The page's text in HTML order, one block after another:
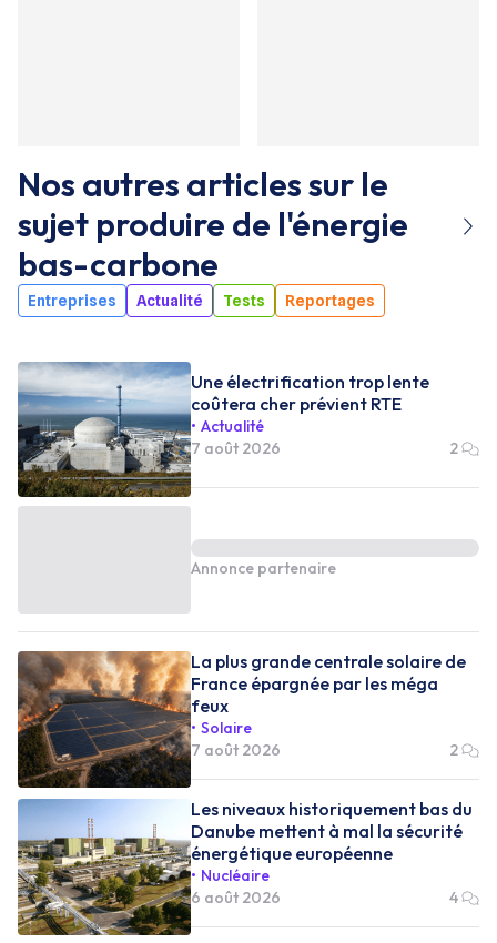
Nos autres articles sur le
sujet produire de l'énergie
bas-carbone
Entreprises Actualité Tests Reportages
Une électrification trop lente
coûtera cher prévient RTE
Actualité
7 août 2026
2
Annonce partenaire
La plus grande centrale solaire de
France épargnée par les méga
feux
Solaire
7 août 2026
2
Les niveaux historiquement bas du
Danube mettent à mal la sécurité
énergétique européenne
Nucléaire
6 août 2026
4